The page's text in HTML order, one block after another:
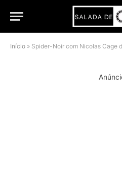
Início » Spider-Noir com Nicolas Cage